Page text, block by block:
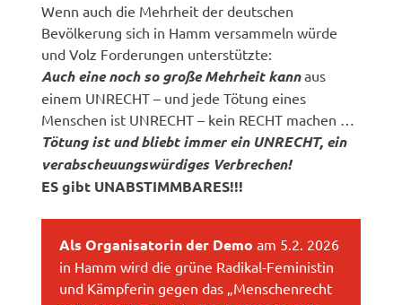
Wenn auch die Mehrheit der deutschen
Bevölkerung sich in Hamm versammeln würde
und Volz Forderungen unterstützte:
Auch eine noch so große Mehrheit kannaus
einem UNRECHT – und jede Tötung eines
Menschen ist UNRECHT – kein RECHT machen …
Tötung ist und bliebt immer ein UNRECHT, ein
verabscheuungswürdiges Verbrechen!
ES gibt UNABSTIMMBARES!!!
Als Organisatorin der Demoam 5.2. 2026
in Hamm wird die grüne Radikal-Feministin
und Kämpferin gegen das „Menschenrecht